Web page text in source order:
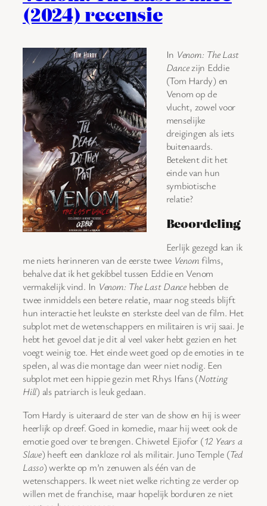
(2024) recensie
In Venom: The Last
Dancezijn Eddie
(Tom Hardy) en
Venom op de
vlucht, zowel voor
menselijke
dreigingen als iets
buitenaards.
Betekent dit het
einde van hun
symbiotische
relatie?
Beoordeling
Eerlijk gezegd kan ik
me niets herinneren van de eerste twee Venomfilms,
behalve dat ik het gekibbel tussen Eddie en Venom
vermakelijk vind. In Venom: The Last Dancehebben de
twee inmiddels een betere relatie, maar nog steeds blijft
hun interactie het leukste en sterkste deel van de film. Het
subplot met de wetenschappers en militairen is vrij saai. Je
hebt het gevoel dat je dit al veel vaker hebt gezien en het
voegt weinig toe. Het einde weet goed op de emoties in te
spelen, al was die montage dan weer niet nodig. Een
subplot met een hippie gezin met Rhys Ifans (Notting
Hill) als patriarch is leuk gedaan.
Tom Hardy is uiteraard de ster van de show en hij is weer
heerlijk op dreef. Goed in komedie, maar hij weet ook de
emotie goed over te brengen. Chiwetel Ejiofor (12 Years a
Slave) heeft een dankloze rol als militair. Juno Temple (Ted
Lasso) werkte op m’n zenuwen als één van de
wetenschappers. Ik weet niet welke richting ze verder op
willen met de franchise, maar hopelijk borduren ze niet